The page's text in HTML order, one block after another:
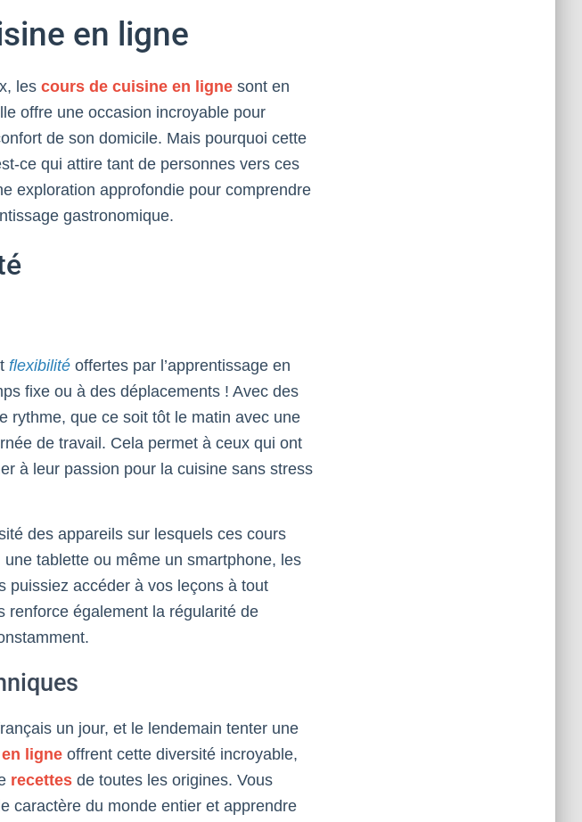
en ligne
les cours de cuisine en ligne sont en
offre une occasion incroyable pour
de son domicile. Mais pourquoi cette
ce qui attire tant de personnes vers ces
exploration approfondie pour comprendre
gastronomique.
flexibilité offertes par l’apprentissage en
fixe ou à des déplacements ! Avec des
rythme, que ce soit tôt le matin avec une
de travail. Cela permet à ceux qui ont
à leur passion pour la cuisine sans stress
des appareils sur lesquels ces cours
tablette ou même un smartphone, les
puissiez accéder à vos leçons à tout
renforce également la régularité de
un jour, et le lendemain tenter une
ligne offrent cette diversité incroyable,
recettes de toutes les origines. Vous
caractère du monde entier et apprendre